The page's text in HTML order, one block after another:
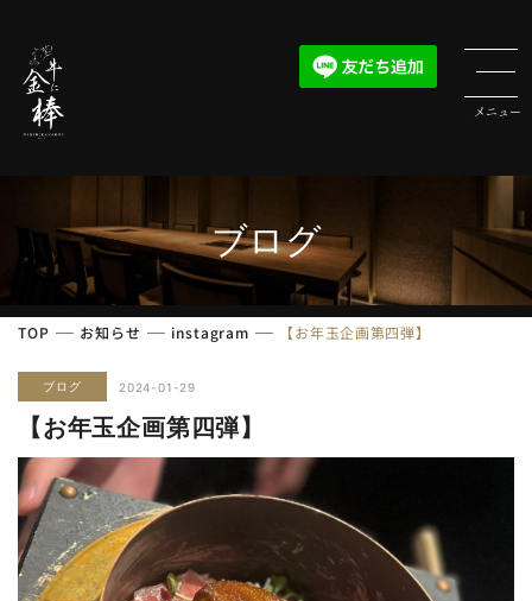
ブログ
TOP お知らせ instagram 【お年玉企画第四弾️】
ブログ 2024-01-29
【お年玉企画第四弾️】